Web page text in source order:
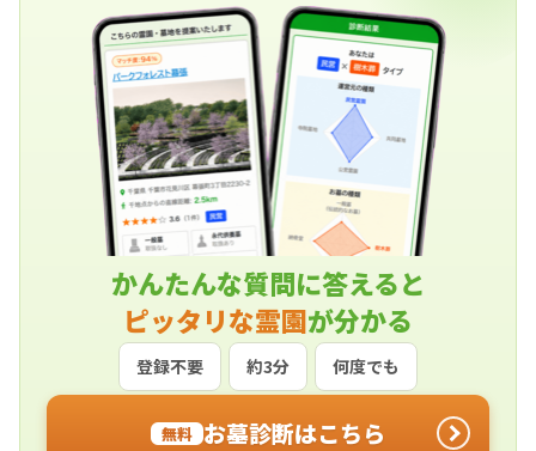
かんたんな質問に答えると
ピッタリな霊園が分かる
登録不要 約3分 何度でも
無料 お墓診断はこちら